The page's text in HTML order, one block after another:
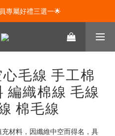
運及100折價券 🙀
專屬好禮三選一🌟
贈新年髮飾一款🧧
毛線 手工棉
編織棉線 毛線
棉毛線
材料，因纖維中空而得名，具